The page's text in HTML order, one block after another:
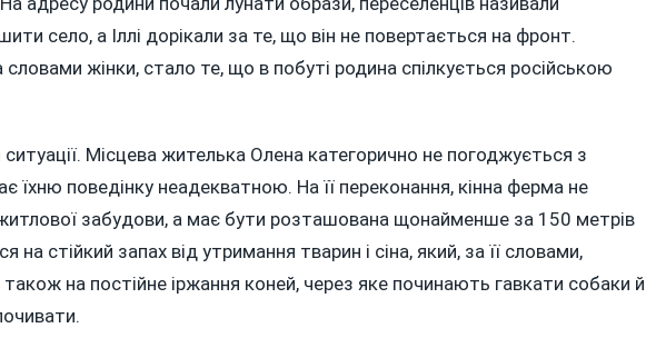
село, а Іллі дорікали за те, що він не повертається на фронт.
жінки, стало те, що в побуті родина спілкується російською
ситуації. Місцева жителька Олена категорично не погоджується з
їхню поведінку неадекватною. На її переконання, кінна ферма не
забудови, а має бути розташована щонайменше за 150 метрів
на стійкий запах від утримання тварин і сіна, який, за її словами,
на постійне іржання коней, через яке починають гавкати собаки й